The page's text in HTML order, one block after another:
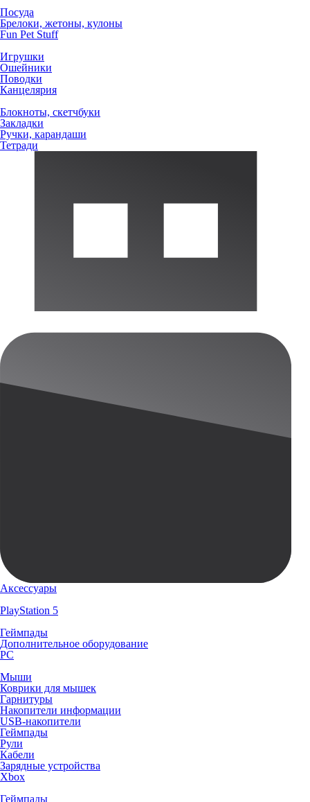
Посуда
Брелоки, жетоны, кулоны
Fun Pet Stuff
Игрушки
Ошейники
Поводки
Канцелярия
Блокноты, скетчбуки
Закладки
Ручки, карандаши
Тетради
Аксессуары
PlayStation 5
Геймпады
Дополнительное оборудование
PC
Мыши
Коврики для мышек
Гарнитуры
Накопители информации
USB-накопители
Геймпады
Рули
Кабели
Зарядные устройства
Xbox
Геймпады